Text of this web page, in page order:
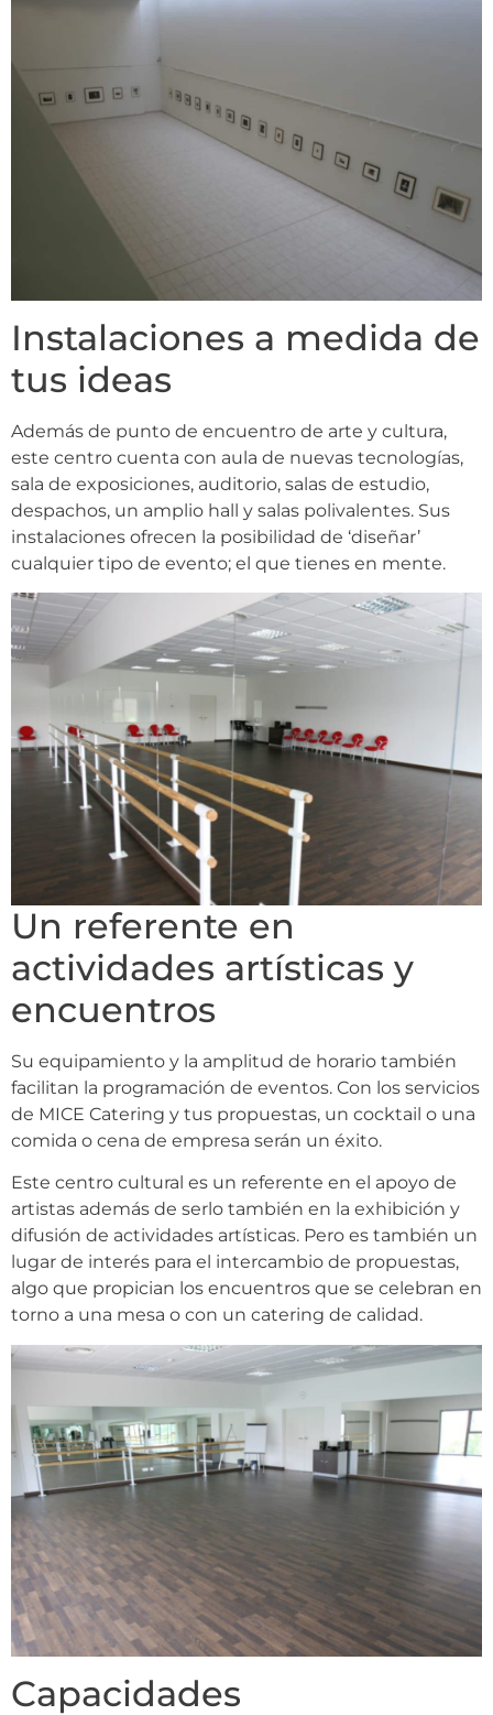
Instalaciones a medida de
tus ideas
Además de punto de encuentro de arte y cultura,
este centro cuenta con aula de nuevas tecnologías,
sala de exposiciones, auditorio, salas de estudio,
despachos, un amplio hall y salas polivalentes. Sus
instalaciones ofrecen la posibilidad de ‘diseñar’
cualquier tipo de evento; el que tienes en mente.
Un referente en
actividades artísticas y
encuentros
Su equipamiento y la amplitud de horario también
facilitan la programación de eventos. Con los servicios
de MICE Catering y tus propuestas, un cocktail o una
comida o cena de empresa serán un éxito.
Este centro cultural es un referente en el apoyo de
artistas además de serlo también en la exhibición y
difusión de actividades artísticas. Pero es también un
lugar de interés para el intercambio de propuestas,
algo que propician los encuentros que se celebran en
torno a una mesa o con un catering de calidad.
Capacidades